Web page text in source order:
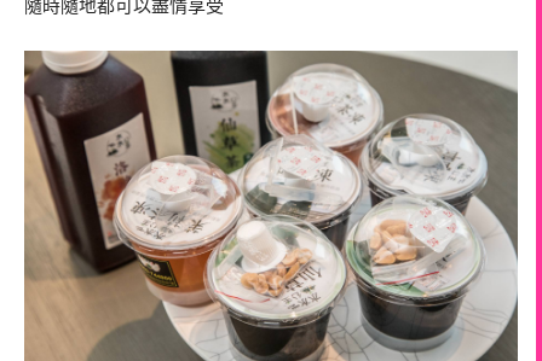
隨時隨地都可以盡情享受